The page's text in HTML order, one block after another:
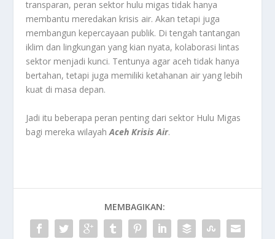
transparan, peran sektor hulu migas tidak hanya
membantu meredakan krisis air. Akan tetapi juga
membangun kepercayaan publik. Di tengah tantangan
iklim dan lingkungan yang kian nyata, kolaborasi lintas
sektor menjadi kunci. Tentunya agar aceh tidak hanya
bertahan, tetapi juga memiliki ketahanan air yang lebih
kuat di masa depan.
Jadi itu beberapa peran penting dari sektor Hulu Migas
bagi mereka wilayahAceh Krisis Air.
MEMBAGIKAN: